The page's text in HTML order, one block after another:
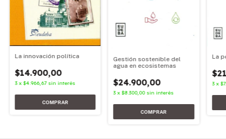
La innovación política
$14.900,00
3 x $4.966,67 sin interés
Gestión sostenible del
agua en ecosistemas
$24.900,00
3 x$8.300,00 sin interés
La
3 x